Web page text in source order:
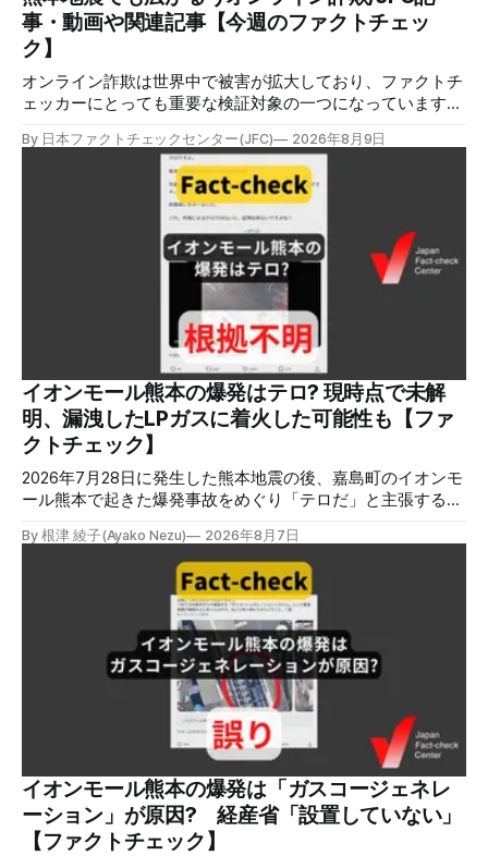
事・動画や関連記事【今週のファクトチェッ
ク】
オンライン詐欺は世界中で被害が拡大しており、ファクトチ
ェッカーにとっても重要な検証対象の一つになっています。
トへのリンクを貼るなどの手口が複数確認されています。
✉️日本ファクトチェックセンター（JFC）がこの1週間に出
した記事を中心に、その他のメディアも含めて、ファクトチ
ェックや偽情報関連の情報をまとめました。同じ内容をニュ
ースレターでも配信しています。登録はこちら。 今週のお
本ファクトチェックセンター（JFC）は、ファクトチェック
やメディア情報リテラシーに関する講師養成講座を月に1度
開催しています。講座はオンラインで90分間。修了者には認
定バッジと教室や職場などで利用可能な教材を提供します。
次回の開講は8月23日（日）午後4時~5時30分で、お申し込
みはこちら。 日本ファクトチェックセンター（JFC） ファ
クトチェック講師養成講座 8月23日（日）開催分日本ファ
クトチェックセンター（JFC）による講師養成講座です。 講
師養成講座（オ
By 日本ファクトチェックセンター(JFC) 2026年8月9日
イオンモール熊本の爆発はテロ? 現時点で未解
明、漏洩したLPガスに着火した可能性も【ファ
クトチェック】
2026年7月28日に発生した熊本地震の後、嘉島町のイオンモ
ール熊本で起きた爆発事故をめぐり「テロだ」と主張する投
LPガスに着火した可能性に言及していますが、現時点で未解
明です。イオンは8月5日、外部専門家らによる事故調査委員
会を設置すると発表しました。 検証対象 拡散した言説 2026
年8月2日、イオンモール熊本の爆発がテロによるものだと主
張する投稿がＸで拡散した。 検証する理由 8月5日現在、投
稿は600回以上リポストされ、表示は19万件を超える。 同様
の情報の拡散量を調べるため、「熊本」「イオンモール」
「爆発」「テロ」など複数のキーワードを組み合わせてソー
シャル分析ツールMeltwaterで調べると、総投稿数は8月5日
までに約9900件あった(例1,2,3)。拡散のほとんどはXだ。 こ
れらの投稿は根拠を示していないが、「ガス爆発には見えな
いね」「これは 熊本を略奪する為のテロですよ」など、投
稿を真に受けたり、同調する反応が多い。「デマまたは不確
定な情報を流すな」や「陰謀論だよ」などの指摘
By 根津 綾子(Ayako Nezu) 2026年8月7日
イオンモール熊本の爆発は「ガスコージェネレ
ーション」が原因? 経産省「設置していない」
【ファクトチェック】